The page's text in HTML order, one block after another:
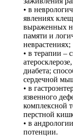
• в
явлениях
выраженных
памяти и
неврастениях;
• в терапии –
диабета;
сердечной
• в
язвенного
комплексной
перстной
• в
потенции.